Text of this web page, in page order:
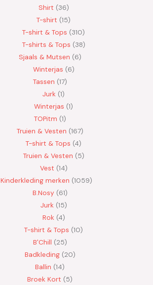
Shirt 36
T-shirt 15
T-shirt & Tops 310
T-shirts & Tops 38
Sjaals & Mutsen 6
Winterjas 6
Tassen 17
Jurk 1
Winterjas 1
TOPitm 1
Truien & Vesten 167
T-shirt & Tops 4
Truien & Vesten 5
Vest 14
Kinderkleding merken 1059
B.Nosy 61
Jurk 15
Rok 4
T-shirt & Tops 10
B'Chill 25
Badkleding 20
Ballin 14
Broek Kort 5